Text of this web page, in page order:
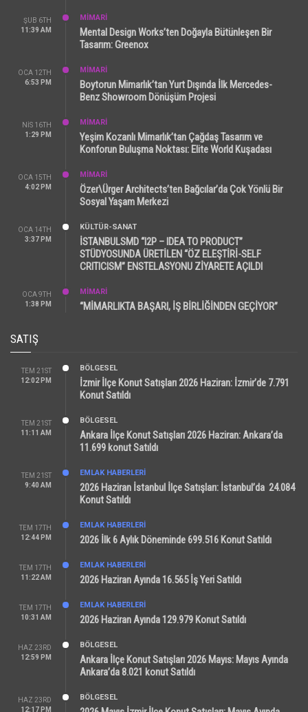
ŞUB 6TH
11:39 AM
MİMARİ
Mental Design Works’ten Doğayla Bütünleşen Bir
Tasarım: Greenox
OCA 12TH
6:53 PM
MİMARİ
Boytorun Mimarlık’tan Yurt Dışında İlk Mercedes-
Benz Showroom Dönüşüm Projesi
NIS 16TH
1:29 PM
MİMARİ
Yeşim Kozanlı Mimarlık’tan Çağdaş Tasarım ve
Konforun Buluşma Noktası: Elite World Kuşadası
OCA 15TH
4:02 PM
MİMARİ
Özer\Ürger Architects’ten Bağcılar’da Çok Yönlü Bir
Sosyal Yaşam Merkezi
OCA 14TH
3:37 PM
KÜLTÜR-SANAT
İSTANBULSMD “I2P – IDEA TO PRODUCT”
STÜDYOSUNDA ÜRETİLEN “ÖZ ELEŞTİRİ-SELF
CRITICISM” ENSTELASYONU ZİYARETE AÇILDI
OCA 9TH
1:38 PM
MİMARİ
“MİMARLIKTA BAŞARI, İŞ BİRLİĞİNDEN GEÇİYOR”
SATIŞ
TEM 21ST
12:02 PM
BÖLGESEL
İzmir İlçe Konut Satışları 2026 Haziran: İzmir’de 7.791
Konut Satıldı
TEM 21ST
11:11 AM
BÖLGESEL
Ankara İlçe Konut Satışları 2026 Haziran: Ankara’da
11.699 konut Satıldı
TEM 21ST
9:40 AM
EMLAK HABERLERI
2026 Haziran İstanbul İlçe Satışları: İstanbul’da 24.084
Konut Satıldı
TEM 17TH
12:44 PM
EMLAK HABERLERI
2026 İlk 6 Aylık Döneminde 699.516 Konut Satıldı
TEM 17TH
11:22 AM
EMLAK HABERLERI
2026 Haziran Ayında 16.565 İş Yeri Satıldı
TEM 17TH
10:31 AM
EMLAK HABERLERI
2026 Haziran Ayında 129.979 Konut Satıldı
HAZ 23RD
12:59 PM
BÖLGESEL
Ankara İlçe Konut Satışları 2026 Mayıs: Mayıs Ayında
Ankara’da 8.021 konut Satıldı
HAZ 23RD
12:17 PM
BÖLGESEL